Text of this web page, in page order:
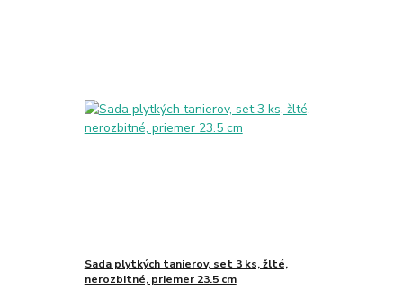
Sada plytkých tanierov, set 3 ks, žlté,
nerozbitné, priemer 23.5 cm